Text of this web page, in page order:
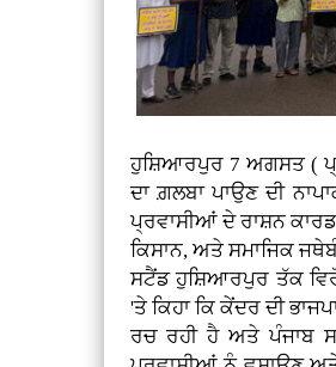
ਹੁਸ਼ਿਆਰਪੁਰ 7 ਅਗਸਤ (
ਦਾ ਗ਼ਲਬਾ ਪਾਉਣ ਦੀ
ਪ੍ਰਵਾਸੀਆਂ ਦੇ ਰਾਸ਼ਨ
ਕਿਸਾਨ, ਅਤੇ ਸਮਾਜਿਕ
ਸਟੈਂਡ ਹੁਸ਼ਿਆਰਪੁਰ ਤੱਕ
'ਤੇ ਕਿਹਾ ਕਿ ਕੇਂਦਰ ਦੀ
ਰਚ ਰਹੀ ਹੈ ਅਤੇ ਪੰਜਾਬ